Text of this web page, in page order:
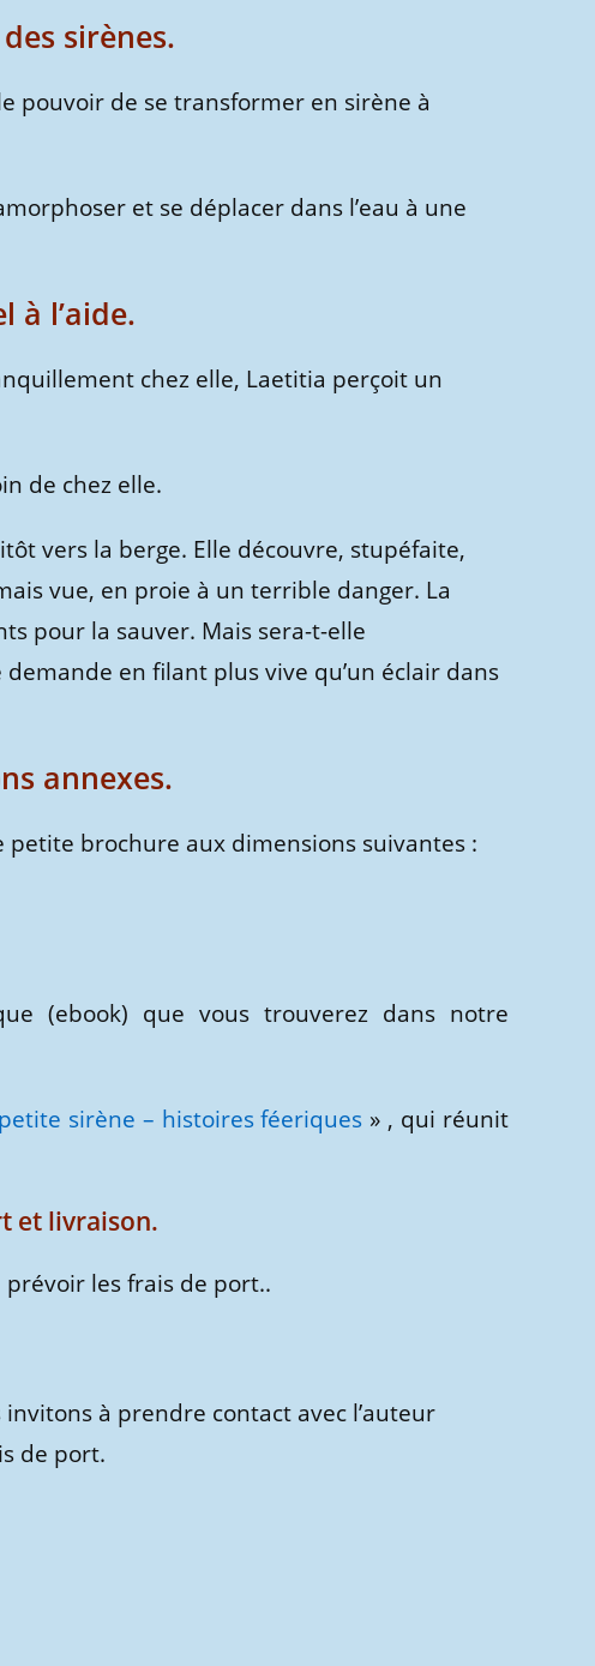
sirènes.
pouvoir de se transformer en sirène à
et se déplacer dans l’eau à une
à l’aide.
chez elle, Laetitia perçoit un
de chez elle.
vers la berge. Elle découvre, stupéfaite,
vue, en proie à un terrible danger. La
pour la sauver. Mais sera-t-elle
en filant plus vive qu’un éclair dans
annexes.
petite brochure aux dimensions suivantes :
(ebook) que vous trouverez dans notre
sirène – histoires féeriques » , qui réunit
et livraison.
les frais de port..
à prendre contact avec l’auteur
de port.